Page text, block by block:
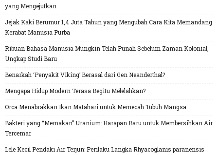
yang Mengejutkan
Jejak Kaki Berumur 1,4 Juta Tahun yang Mengubah Cara Kita Memandang
Kerabat Manusia Purba
Ribuan Bahasa Manusia Mungkin Telah Punah Sebelum Zaman Kolonial,
Ungkap Studi Baru
Benarkah ‘Penyakit Viking’ Berasal dari Gen Neanderthal?
Mengapa Hidup Modern Terasa Begitu Melelahkan?
Orca Menabrakkan Ikan Matahari untuk Memecah Tubuh Mangsa
Bakteri yang “Memakan” Uranium: Harapan Baru untuk Membersihkan Air
Tercemar
Lele Kecil Pendaki Air Terjun: Perilaku Langka Rhyacoglanis paranensis